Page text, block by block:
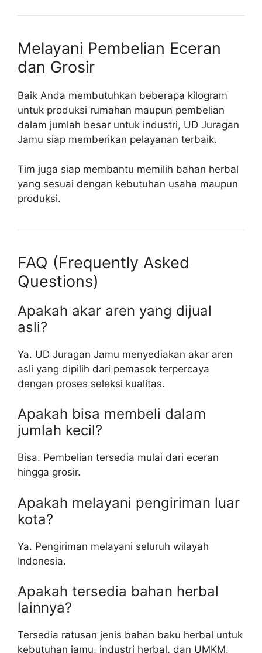
Melayani Pembelian Eceran
dan Grosir
Baik Anda membutuhkan beberapa kilogram
untuk produksi rumahan maupun pembelian
dalam jumlah besar untuk industri, UD Juragan
Jamu siap memberikan pelayanan terbaik.
Tim juga siap membantu memilih bahan herbal
yang sesuai dengan kebutuhan usaha maupun
produksi.
FAQ (Frequently Asked
Questions)
Apakah akar aren yang dijual
asli?
Ya. UD Juragan Jamu menyediakan akar aren
asli yang dipilih dari pemasok terpercaya
dengan proses seleksi kualitas.
Apakah bisa membeli dalam
jumlah kecil?
Bisa. Pembelian tersedia mulai dari eceran
hingga grosir.
Apakah melayani pengiriman luar
kota?
Ya. Pengiriman melayani seluruh wilayah
Indonesia.
Apakah tersedia bahan herbal
lainnya?
Tersedia ratusan jenis bahan baku herbal untuk
kebutuhan jamu, industri herbal, dan UMKM.